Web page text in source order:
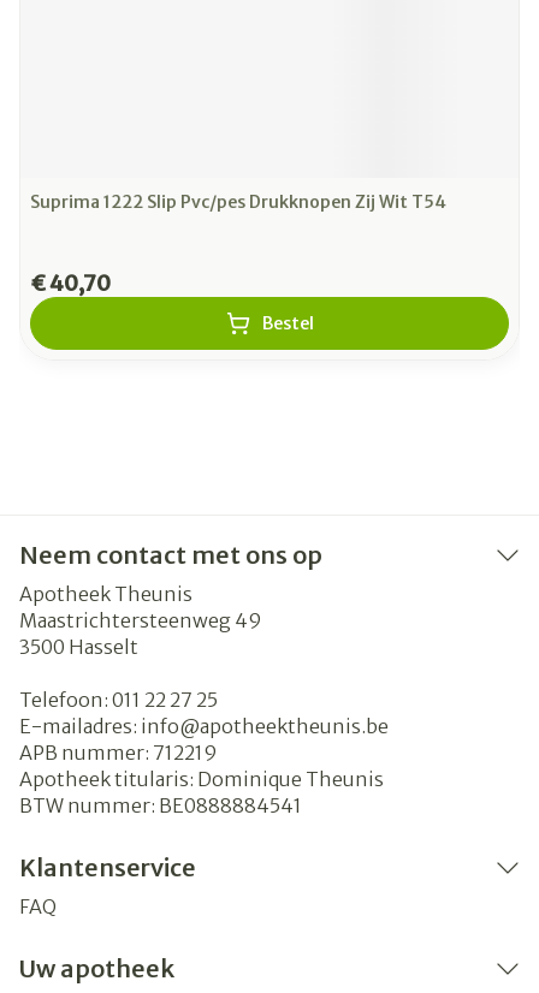
Suprima 1222 Slip Pvc/pes Drukknopen Zij Wit T54
€ 40,70
Bestel
Neem contact met ons op
Apotheek Theunis
Maastrichtersteenweg 49
3500 Hasselt
Telefoon: 011 22 27 25
E-mailadres: info@apotheektheunis.be
APB nummer: 712219
Apotheek titularis: Dominique Theunis
BTW nummer: BE0888884541
Klantenservice
FAQ
Uw apotheek